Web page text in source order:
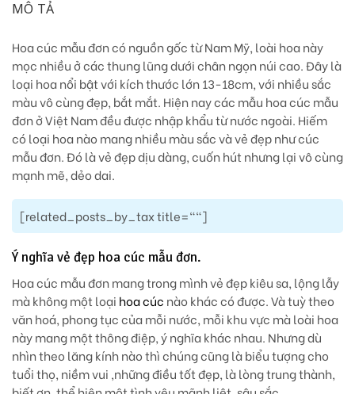
MÔ TẢ
Hoa cúc mẫu đơn có nguồn gốc từ Nam Mỹ, loài hoa này
mọc nhiều ở các thung lũng dưới chân ngọn núi cao. Đây là
loại hoa nổi bật với kích thước lớn 13-18cm, với nhiều sắc
màu vô cùng đẹp, bắt mắt. Hiện nay các mẫu hoa cúc mẫu
đơn ở Việt Nam đều được nhập khẩu từ nước ngoài. Hiếm
có loại hoa nào mang nhiều màu sắc và vẻ đẹp như cúc
mẫu đơn. Đó là vẻ đẹp dịu dàng, cuốn hút nhưng lại vô cùng
mạnh mẽ, dẻo dai.
[related_posts_by_tax title=""]
Ý nghĩa vẻ đẹp hoa cúc mẫu đơn.
Hoa cúc mẫu đơn mang trong mình vẻ đẹp kiêu sa, lộng lẫy
mà không một loại hoa cúc nào khác có được. Và tuỳ theo
văn hoá, phong tục của mỗi nước, mỗi khu vực mà loài hoa
này mang một thông điệp, ý nghĩa khác nhau. Nhưng dù
nhìn theo lăng kính nào thì chúng cũng là biểu tượng cho
tuổi thọ, niềm vui ,những điều tốt đẹp, là lòng trung thành,